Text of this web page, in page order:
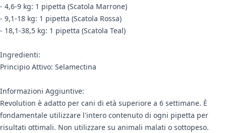
- 4,6-9 kg: 1 pipetta (Scatola Marrone)
- 9,1-18 kg: 1 pipetta (Scatola Rossa)
- 18,1-38,5 kg: 1 pipetta (Scatola Teal)
Ingredienti:
Principio Attivo: Selamectina
Informazioni Aggiuntive:
Revolution è adatto per cani di età superiore a 6 settimane. È
fondamentale utilizzare l'intero contenuto di ogni pipetta per
risultati ottimali. Non utilizzare su animali malati o sottopeso.